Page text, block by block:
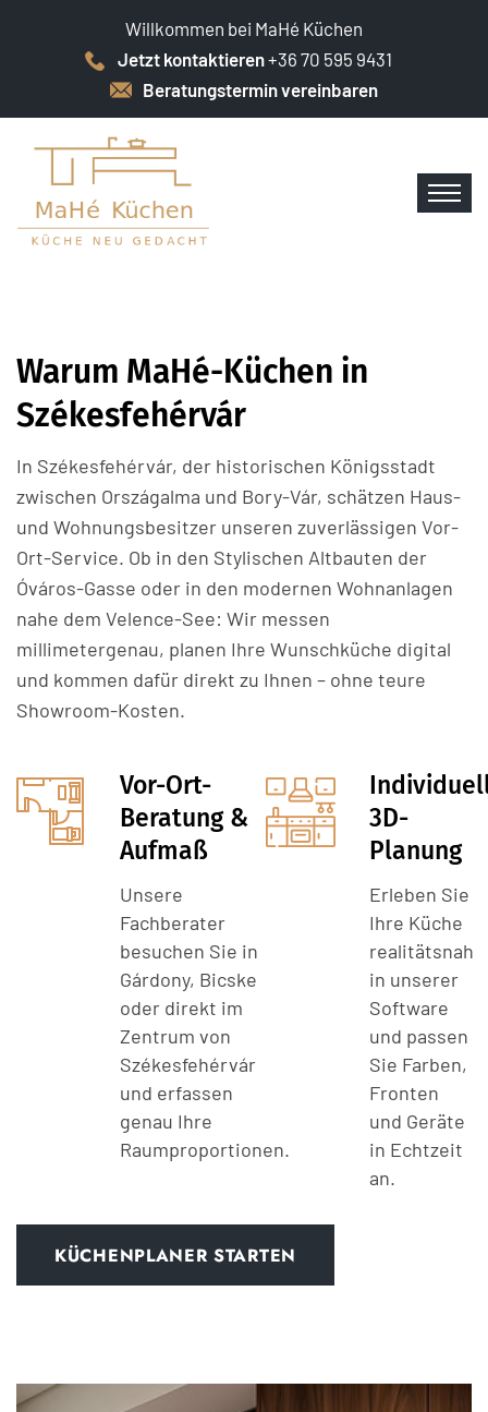
Willkommen bei MaHé Küchen
Jetzt kontaktieren+36 70 595 9431
Beratungstermin vereinbaren
Warum MaHé-Küchen in
Székesfehérvár
In Székesfehérvár, der historischen Königsstadt
zwischen Országalma und Bory-Vár, schätzen Haus-
und Wohnungsbesitzer unseren zuverlässigen Vor-
Ort-Service. Ob in den Stylischen Altbauten der
Óváros-Gasse oder in den modernen Wohnanlagen
nahe dem Velence-See: Wir messen
millimetergenau, planen Ihre Wunschküche digital
und kommen dafür direkt zu Ihnen – ohne teure
Showroom-Kosten.
Vor-Ort-
Beratung &
Aufmaß
Unsere
Fachberater
besuchen Sie in
Gárdony, Bicske
oder direkt im
Zentrum von
Székesfehérvár
und erfassen
genau Ihre
Raumproportionen.
3D-
Planung
Erleben Sie
Ihre Küche
realitätsnah
in unserer
Software
und passen
Sie Farben,
Fronten
und Geräte
in Echtzeit
an.
KÜCHENPLANER STARTEN